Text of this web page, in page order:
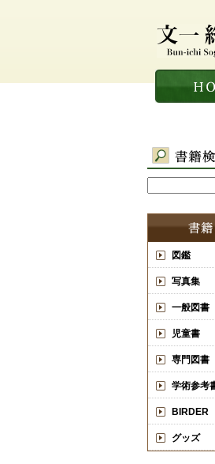
図鑑
写真集
一般図書
児童書
専門図書
学術参考
BIRDER
グッズ